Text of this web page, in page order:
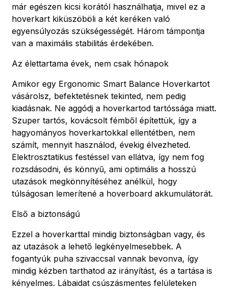
már egészen kicsi korától használhatja, mivel ez a
hoverkart kiküszöböli a két keréken való
egyensúlyozás szükségességét. Három támpontja
van a maximális stabilitás érdekében.
Az élettartama évek, nem csak hónapok
Amikor egy Ergonomic Smart Balance Hoverkartot
vásárolsz, befektetésnek tekinted, nem pedig
kiadásnak. Ne aggódj a hoverkartod tartóssága miatt.
Szuper tartós, kovácsolt fémből építettük, így a
hagyományos hoverkartokkal ellentétben, nem
számít, mennyit használod, évekig élvezheted.
Elektrosztatikus festéssel van ellátva, így nem fog
rozsdásodni, és könnyű, ami optimális a hosszú
utazások megkönnyítéséhez anélkül, hogy
túlságosan lemerítené a hoverboard akkumulátorát.
Első a biztonságú
Ezzel a hoverkarttal mindig biztonságban vagy, és
az utazások a lehető legkényelmesebbek. A
fogantyúk puha szivaccsal vannak bevonva, így
mindig kézben tarthatod az irányítást, és a tartása is
kényelmes. Lábaidat csúszásmentes felületeken